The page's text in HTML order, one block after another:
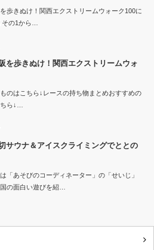
歩きぬけ！関西エクストリームウォーク100に
の1から…
を歩きぬけ！関西エクストリームウォ
のはこちら↓レースの持ち物まとめおすすめの
ら↓…
サウナ＆アイスクライミングでととの
「あそびのコーディネーター」の「せいじ」
の面白い遊びを紹…